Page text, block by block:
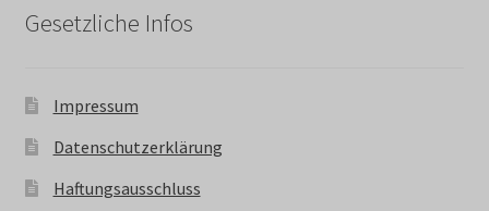
Gesetzliche Infos
Impressum
Datenschutzerklärung
Haftungsausschluss